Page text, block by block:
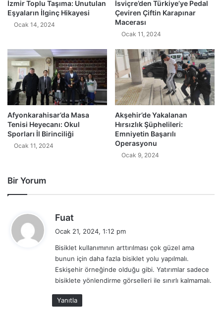
İzmir Toplu Taşıma: Unutulan
Eşyaların İlginç Hikayesi
Ocak 14, 2024
İsviçre’den Türkiye’ye Pedal
Çeviren Çiftin Karapınar
Macerası
Ocak 11, 2024
Afyonkarahisar’da Masa
Tenisi Heyecanı: Okul
Sporları İl Birinciliği
Ocak 11, 2024
Akşehir’de Yakalanan
Hırsızlık Şüphelileri:
Emniyetin Başarılı
Operasyonu
Ocak 9, 2024
Bir Yorum
Fuat
i
k
i
:
Ocak 21, 2024, 1:12 pm
Bisiklet kullanımının arttırılması çok güzel ama
bunun için daha fazla bisiklet yolu yapılmalı.
Eskişehir örneğinde olduğu gibi. Yatırımlar sadece
bisiklete yönlendirme görselleri ile sınırlı kalmamalı.
Yanıtla